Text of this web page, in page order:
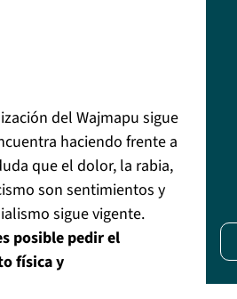
del Wajmapu sigue
haciendo frente a
que el dolor, la rabia,
son sentimientos y
sigue vigente.
posible pedir el
física y